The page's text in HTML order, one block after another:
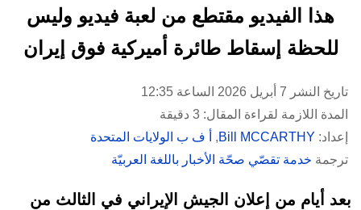
هذا الفيديو مقتطع من لعبة فيديو وليس
للحظة إسقاط طائرة أميركية فوق إيران
تاريخ النشر 7 أبريل 2026 الساعة 12:35
المدة اللازمة لقراءة المقال: 3 دقيقة
إعداد: Bill MCCARTHY
,
أ ف ب الولايات المتحدة
ترجمة خدمة تقصّي صحّة الأخبار باللغة العربيّة
بعد أيام من إعلان الجيش الإيراني في الثالث من